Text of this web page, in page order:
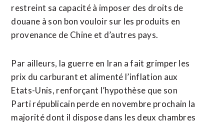
restreint sa capacité à imposer des droits de
douane à son bon vouloir sur les produits en
provenance de Chine et d’autres pays.
Par ailleurs, la guerre en Iran a fait grimper les
prix du carburant et alimenté l’inflation aux
Etats-Unis, renforçant l’hypothèse que son
Parti républicain perde en novembre prochain la
majorité dont il dispose dans les deux chambres